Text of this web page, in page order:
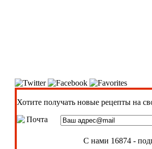
Хотите получать новые рецепты на
С нами 16874 -